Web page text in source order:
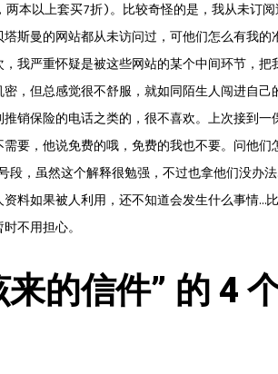
本以上套买7折)。比较奇怪的是，我从未订阅
斯曼的网站都从未访问过，可他们怎么有我的
我严重怀疑是被这些网站的某个中间环节，把
，但总感觉很不舒服，就如同陌生人闯进自己
销保险的电话之类的，很不喜欢。上次接到一
要，他说免费的哦，免费的我也不要。问他们
段，虽然这个解释很勉强，不过也拿他们没办
料如果被人利用，还不知道会发生什么事情…比
不用担心。
的信件” 的 4